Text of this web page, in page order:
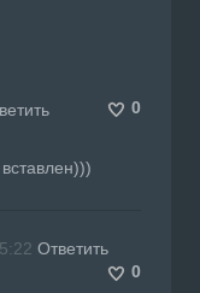
0
Ответить
0